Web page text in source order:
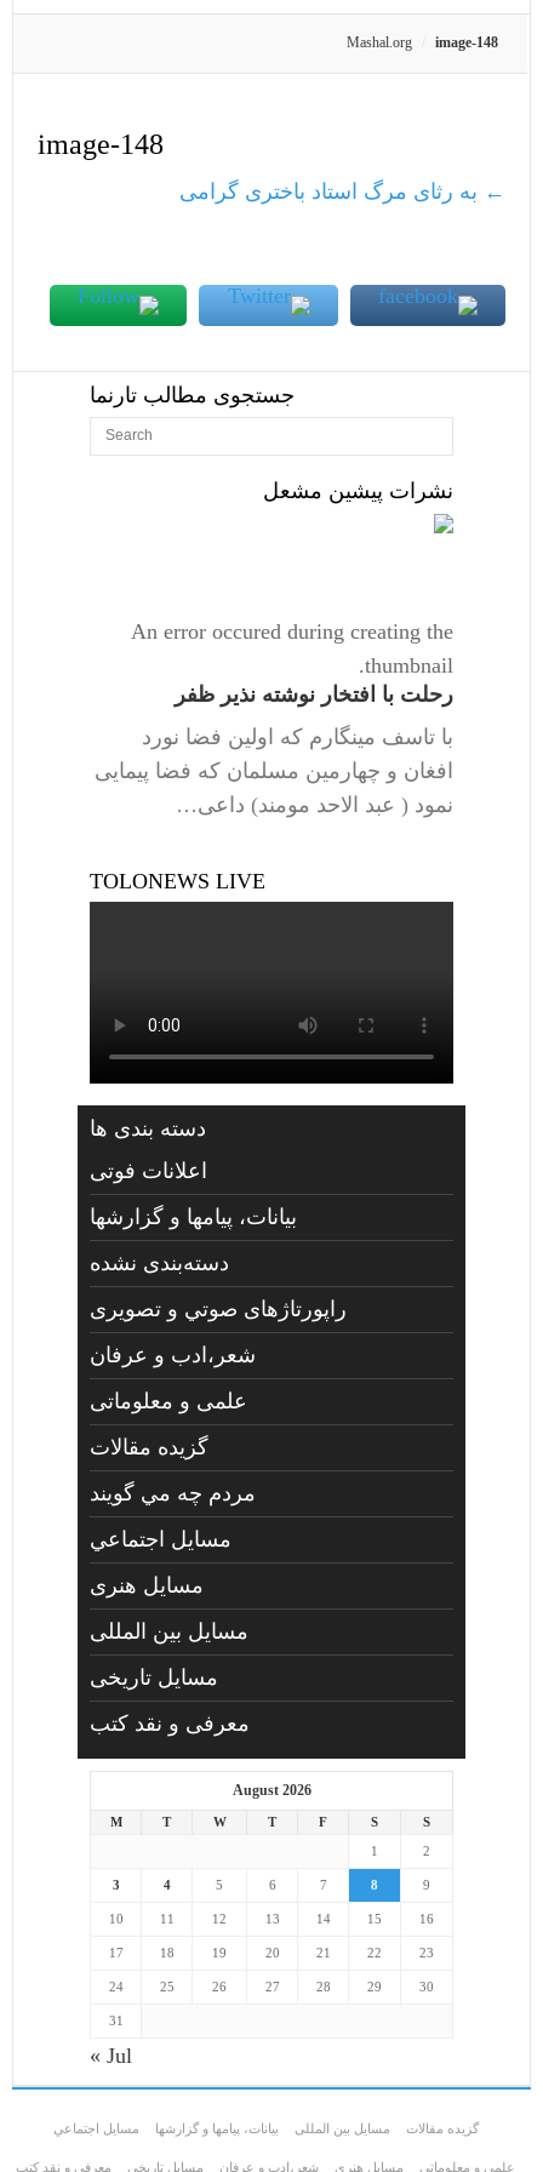
Mashal.org image-148
image-148
← به رثای مرگ استاد باختری گرامی
جستجوی مطالب تارنما
نشرات پیشین مشعل
An error occured during creating the
thumbnail.
رحلت با افتخار نوشته نذیر ظفر
با تاسف مینگارم که اولین فضا نورد
افغان و چهارمین مسلمان که فضا پیمایی
نمود ( عبد الاحد مومند) داعی…
TOLONEWS LIVE
دسته بندی ها
اعلانات فوتی
بیانات، پیامها و گزارشها
دسته‌بندی نشده
راپورتاژهای صوتي و تصويری
شعر،ادب و عرفان
علمی و معلوماتی
گزیده مقالات
مردم چه مي گويند
مسايل اجتماعي
مسايل هنری
مسایل بین المللی
مسایل تاریخی
معرفی و نقد کتب
August 2026
M T W T F S
S
1
2
3 4 5 6 7 8 9
10 11 12 13 14 15 16
17 18 19 20 21 22 23
24 25 26 27 28 29 30
31
« Jul
گزیده مقالات مسایل بین المللی بیانات، پیامها و گزارشها مسايل اجتماعي
علمی و معلوماتی مسايل هنری شعر،ادب و عرفان مسایل تاریخی معرفی و نقد کتب